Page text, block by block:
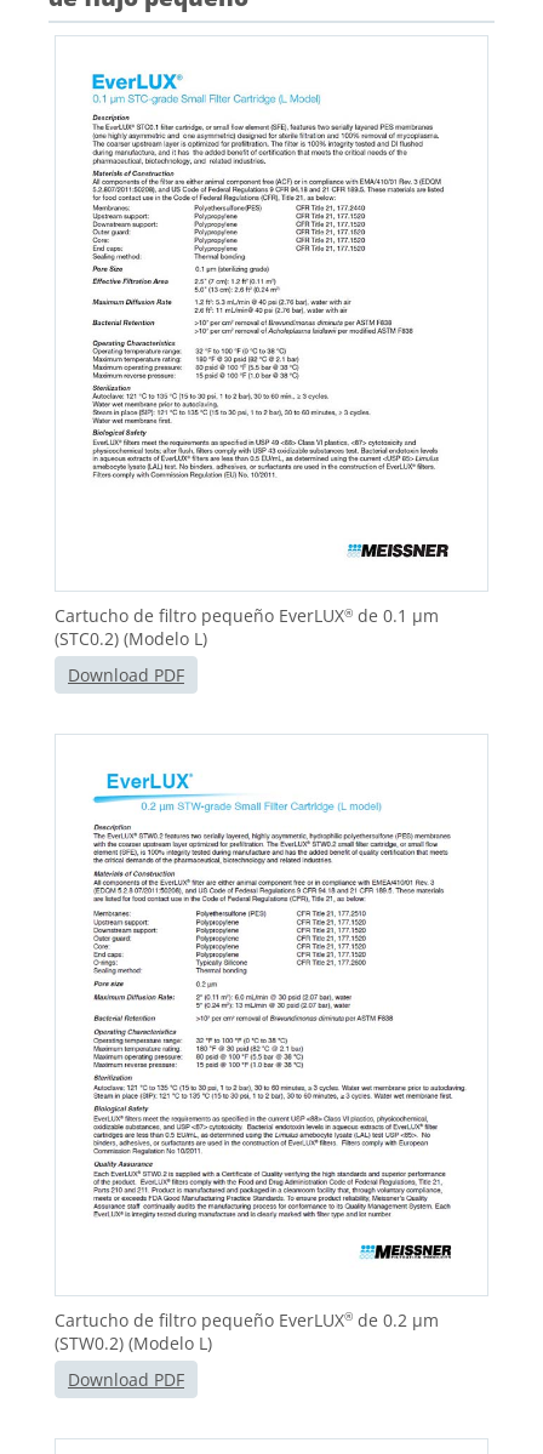
Cartucho de filtro pequeño EverLUX® de 0.1 μm
(STC0.2) (Modelo L)
Download PDF
Cartucho de filtro pequeño EverLUX® de 0.2 μm
(STW0.2) (Modelo L)
Download PDF